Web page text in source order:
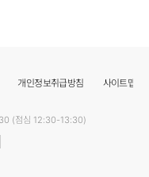
개인정보취급방침 사이트맵
(점심 12:30-13:30)